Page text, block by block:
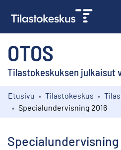
OTOS
Tilastokeskuksen julkaisut
Kokoelmat
Etusivu Tilastokeskus
Specialundervisning 2016
Specialundervisning